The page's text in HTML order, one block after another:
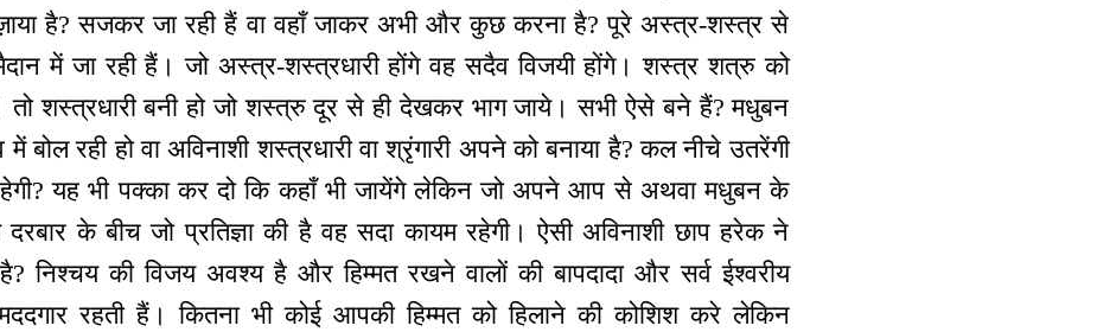
है? सजकर जा रही हैं वा वहाँ जाकर अभी और कुछ करना है? पूरे अस्त्र-शस्त्र से
में जा रही हैं। जो अस्त्र-शस्त्रधारी होंगे वह सदैव विजयी होंगे। शस्त्र शत्रु को
शस्त्रधारी बनी हो जो शस्त्रु दूर से ही देखकर भाग जाये। सभी ऐसे बने हैं? मधुबन
बोल रही हो वा अविनाशी शस्त्रधारी वा श्रृंगारी अपने को बनाया है? कल नीचे उतरेंगी
यह भी पक्का कर दो कि कहाँ भी जायेंगे लेकिन जो अपने आप से अथवा मधुबन के
के बीच जो प्रतिज्ञा की है वह सदा कायम रहेगी। ऐसी अविनाशी छाप हरेक ने
निश्चय की विजय अवश्य है और हिम्मत रखने वालों की बापदादा और सर्व ईश्वरीय
रहती हैं। कितना भी कोई आपकी हिम्मत को हिलाने की कोशिश करे लेकिन